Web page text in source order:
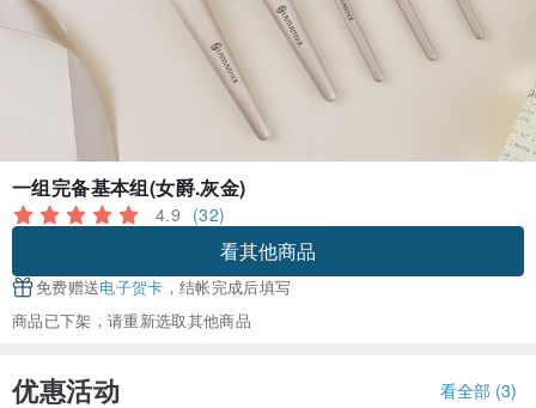
一组完备基本组(女爵.灰金)
4.9 (32)
看其他商品
免费赠送电子贺卡 ，结帐完成后填写
商品已下架，请重新选取其他商品
优惠活动 看全部 (3)